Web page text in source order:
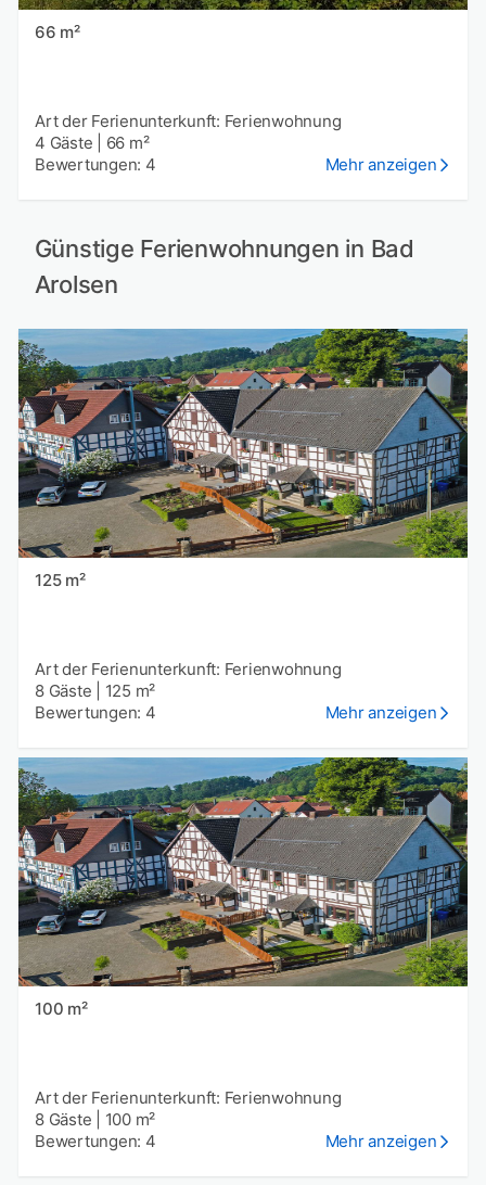
66 m²
Art der Ferienunterkunft: Ferienwohnung
4 Gäste
66 m²
Bewertungen: 4
Mehr anzeigen
Günstige Ferienwohnungen in Bad
Arolsen
125 m²
Art der Ferienunterkunft: Ferienwohnung
8 Gäste
125 m²
Bewertungen: 4
Mehr anzeigen
100 m²
Art der Ferienunterkunft: Ferienwohnung
8 Gäste
100 m²
Bewertungen: 4
Mehr anzeigen